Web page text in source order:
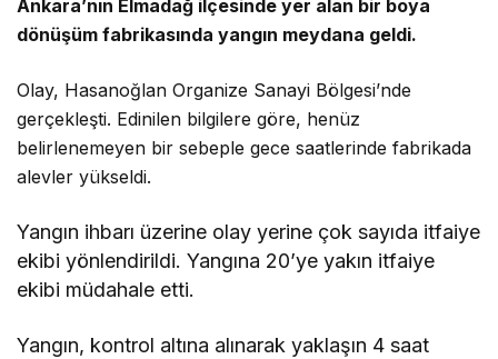
Ankara’nın Elmadağ ilçesinde yer alan bir boya
dönüşüm fabrikasında yangın meydana geldi.
Olay, Hasanoğlan Organize Sanayi Bölgesi’nde
gerçekleşti. Edinilen bilgilere göre, henüz
belirlenemeyen bir sebeple gece saatlerinde fabrikada
alevler yükseldi.
Yangın ihbarı üzerine olay yerine çok sayıda itfaiye
ekibi yönlendirildi. Yangına 20’ye yakın itfaiye
ekibi müdahale etti.
Yangın, kontrol altına alınarak yaklaşın 4 saat